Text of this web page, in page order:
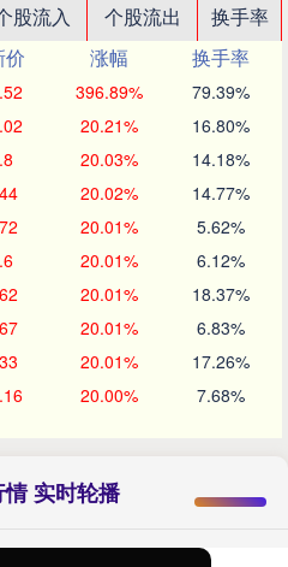
股流入 个股流出
换手率
价 涨幅
换手率
396.89% 79.39%
20.21% 16.80%
20.03% 14.18%
20.02% 14.77%
20.01% 5.62%
20.01% 6.12%
20.01% 18.37%
20.01% 6.83%
20.01% 17.26%
20.00% 7.68%
实时轮播